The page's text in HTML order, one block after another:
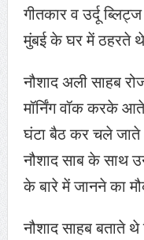
गीतकार व उर्दू
मुंबई के घर में ठहरते
नौशाद अली साहब
मॉर्निंग वॉक करके
घंटा बैठ कर चले जाते
नौशाद साब के
के बारे में जानने का
नौशाद साहब बताते